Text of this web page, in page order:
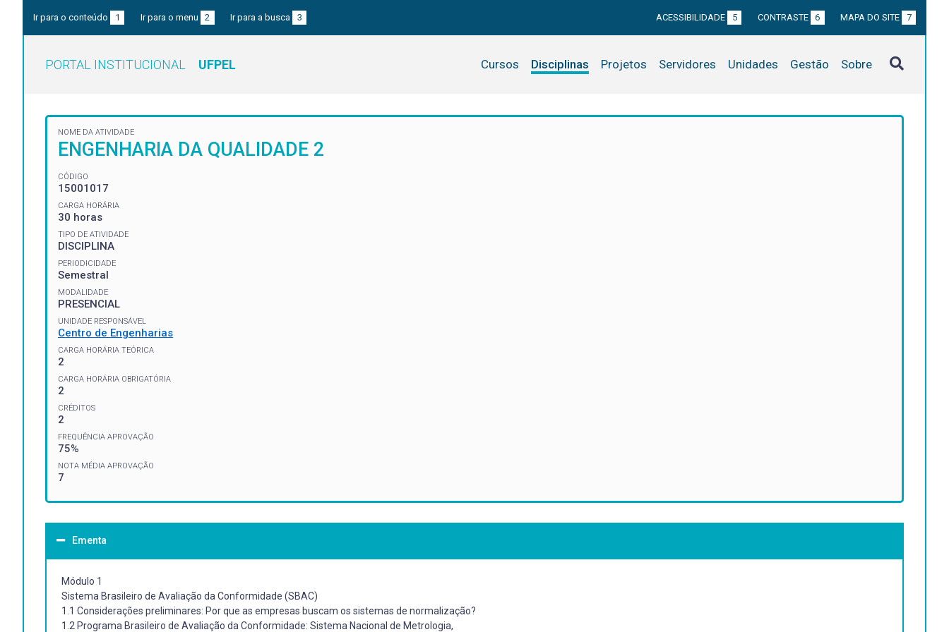
Ir para o conteúdo 1 Ir para o menu 2 Ir para a busca 3 ACESSIBILIDADE 5 CONTRASTE 6 MAPA DO SITE 7
PORTAL INSTITUCIONAL UFPEL Cursos Disciplinas Projetos Servidores Unidades Gestão Sobre
NOME DA ATIVIDADE
ENGENHARIA DA QUALIDADE 2
CÓDIGO
15001017
CARGA HORÁRIA
30 horas
TIPO DE ATIVIDADE
DISCIPLINA
PERIODICIDADE
Semestral
MODALIDADE
PRESENCIAL
UNIDADE RESPONSÁVEL
Centro de Engenharias
CARGA HORÁRIA TEÓRICA
2
CARGA HORÁRIA OBRIGATÓRIA
2
CRÉDITOS
2
FREQUÊNCIA APROVAÇÃO
75%
NOTA MÉDIA APROVAÇÃO
7
Ementa
Módulo 1
Sistema Brasileiro de Avaliação da Conformidade (SBAC)
1.1 Considerações preliminares: Por que as empresas buscam os sistemas de normalização?
1.2 Programa Brasileiro de Avaliação da Conformidade: Sistema Nacional de Metrologia,